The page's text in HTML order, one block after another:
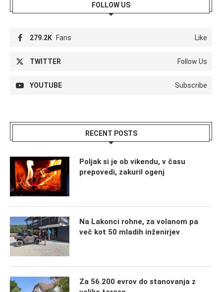
FOLLOW US
279.2K Fans Like
TWITTER Follow Us
YOUTUBE Subscribe
RECENT POSTS
Poljak si je ob vikendu, v času
prepovedi, zakuril ogenj
Na Lakonci rohne, za volanom pa
več kot 50 mladih inženirjev
Za 56.200 evrov do stanovanja z